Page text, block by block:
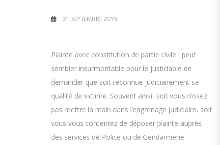
21 SEPTEMBRE 2019
Plainte avec constitution de partie civile l peut
sembler insurmontable pour le justiciable de
demander que soit reconnue judiciairement sa
qualité de victime. Souvent ainsi, soit vous n’osez
pas mettre la main dans l’engrenage judiciaire, soit
vous vous contentez de déposer plainte auprès
des services de Police ou de Gendarmerie.